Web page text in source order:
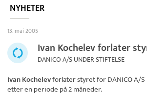
NYHETER
13. mai 2005
Ivan Kochelev forlater
DANICO A/S UNDER STIFTELSE
Ivan Kochelevforlater styret forDANICO A/S
etter en periode på 2 måneder.